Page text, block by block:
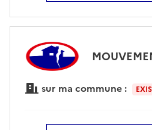
sur ma commune :